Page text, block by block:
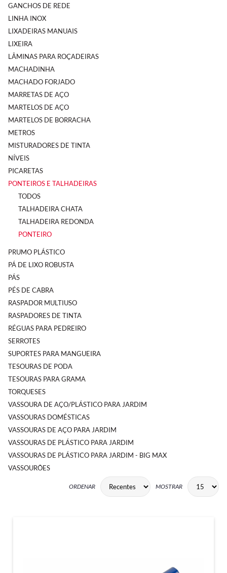
GANCHOS DE REDE
LINHA INOX
LIXADEIRAS MANUAIS
LIXEIRA
LÂMINAS PARA ROÇADEIRAS
MACHADINHA
MACHADO FORJADO
MARRETAS DE AÇO
MARTELOS DE AÇO
MARTELOS DE BORRACHA
METROS
MISTURADORES DE TINTA
NÍVEIS
PICARETAS
PONTEIROS E TALHADEIRAS
TODOS
TALHADEIRA CHATA
TALHADEIRA REDONDA
PONTEIRO
PRUMO PLÁSTICO
PÁ DE LIXO ROBUSTA
PÁS
PÉS DE CABRA
RASPADOR MULTIUSO
RASPADORES DE TINTA
RÉGUAS PARA PEDREIRO
SERROTES
SUPORTES PARA MANGUEIRA
TESOURAS DE PODA
TESOURAS PARA GRAMA
TORQUESES
VASSOURA DE AÇO/PLÁSTICO PARA JARDIM
VASSOURAS DOMÉSTICAS
VASSOURAS DE AÇO PARA JARDIM
VASSOURAS DE PLÁSTICO PARA JARDIM
VASSOURAS DE PLÁSTICO PARA JARDIM - BIG MAX
VASSOURÕES
ORDENAR MOSTRAR